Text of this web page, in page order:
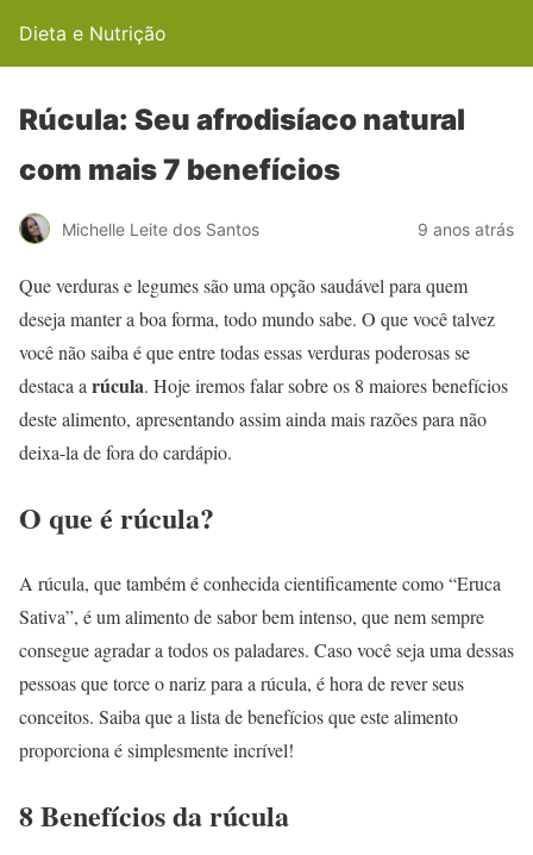
Dieta e Nutrição
Rúcula: Seu afrodisíaco natural
com mais 7 benefícios
Michelle Leite dos Santos 9 anos atrás
Que verduras e legumes são uma opção saudável para quem
deseja manter a boa forma, todo mundo sabe. O que você talvez
você não saiba é que entre todas essas verduras poderosas se
destaca a rúcula. Hoje iremos falar sobre os 8 maiores benefícios
deste alimento, apresentando assim ainda mais razões para não
deixa-la de fora do cardápio.
O que é rúcula?
A rúcula, que também é conhecida cientificamente como “Eruca
Sativa”, é um alimento de sabor bem intenso, que nem sempre
consegue agradar a todos os paladares. Caso você seja uma dessas
pessoas que torce o nariz para a rúcula, é hora de rever seus
conceitos. Saiba que a lista de benefícios que este alimento
proporciona é simplesmente incrível!
8 Benefícios da rúcula